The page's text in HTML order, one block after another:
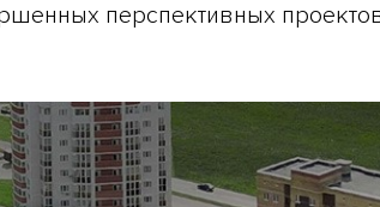
перспективных